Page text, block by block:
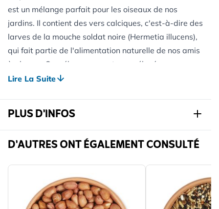
est un mélange parfait pour les oiseaux de nos
jardins. Il contient des vers calciques, c'est-à-dire des
larves de la mouche soldat noire (Hermetia illucens),
qui fait partie de l'alimentation naturelle de nos amis
à plumes. Ce mélange a une teneur élevée en
protéines, en graisses, en acides aminés énergisants
Les vers calciques contiennent environ vingt à
quarante fois plus de calcium que les autres insectes
séchés. Ils peuvent être donnés seuls ou mélangés à
constituent une bonne source de nourriture pour les
oiseaux. Nos vers de farine ont été nourris avec un
Lire La Suite
PLUS D'INFOS
Réf. 280540119
Hauteur 180 mm
D'AUTRES ONT ÉGALEMENT CONSULTÉ